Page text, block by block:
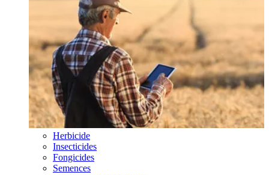
Herbicide
Insecticides
Fongicides
Semences